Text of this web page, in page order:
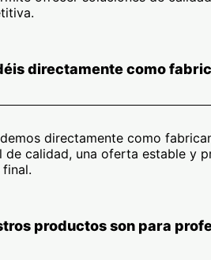
directamente como
directamente como
de calidad, una oferta estable y
productos son para